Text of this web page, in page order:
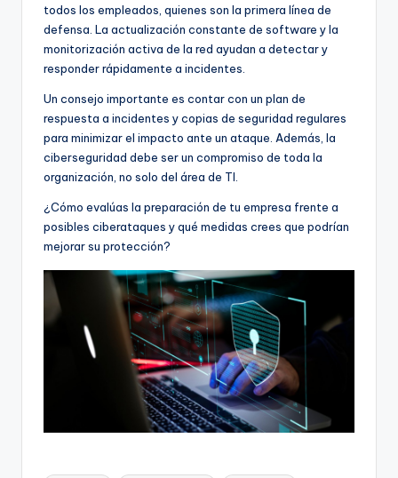
todos los empleados, quienes son la primera línea de
defensa. La actualización constante de software y la
monitorización activa de la red ayudan a detectar y
responder rápidamente a incidentes.
Un consejo importante es contar con un plan de
respuesta a incidentes y copias de seguridad regulares
para minimizar el impacto ante un ataque. Además, la
ciberseguridad debe ser un compromiso de toda la
organización, no solo del área de TI.
¿Cómo evalúas la preparación de tu empresa frente a
posibles ciberataques y qué medidas crees que podrían
mejorar su protección?